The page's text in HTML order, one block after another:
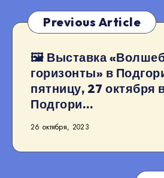
Previous Article
🖼 Выставка
горизонты» в
пятницу, 27 октября
Подгори…
26 октября, 2023